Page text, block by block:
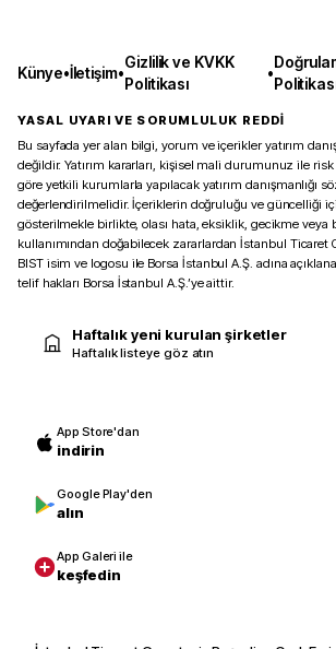
Künye•İletişim•
Gizlilik ve KVKK
Politikası
•
YASAL UYARI VE SORUMLULUK REDDİ
Bu sayfada yer alan bilgi, yorum ve içerikler yatırım
değildir. Yatırım kararları, kişisel mali durumunuz ile
göre yetkili kurumlarla yapılacak yatırım danışmanlığı
değerlendirilmelidir. İçeriklerin doğruluğu ve güncelliği
gösterilmekle birlikte, olası hata, eksiklik, gecikme veya
kullanımından doğabilecek zararlardan İstanbul Ticaret
BIST isim ve logosu ile Borsa İstanbul A.Ş. adına
telif hakları Borsa İstanbul A.Ş.’ye aittir.
Haftalık yeni kurulan şirketler
Haftalık listeye göz atın
App Store'dan
indirin
Google Play'den
alın
App Galeri ile
keşfedin